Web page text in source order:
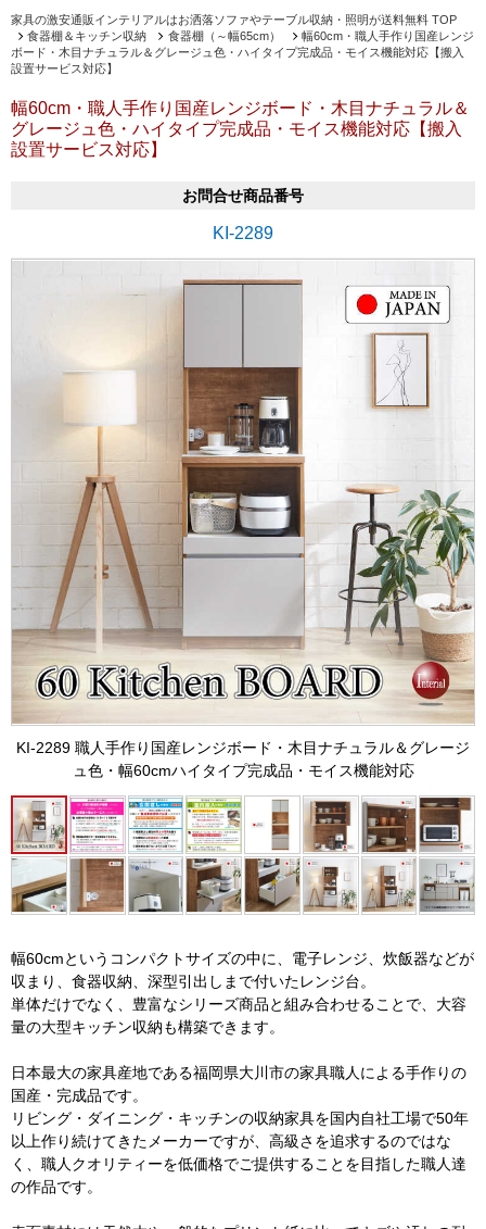
家具の激安通販インテリアルはお洒落ソファやテーブル収納・照明が送料無料 TOP
食器棚＆キッチン収納
食器棚（～幅65cm）
幅60cm・職人手作り国産レンジ
ボード・木目ナチュラル＆グレージュ色・ハイタイプ完成品・モイス機能対応【搬入
設置サービス対応】
幅60cm・職人手作り国産レンジボード・木目ナチュラル＆
グレージュ色・ハイタイプ完成品・モイス機能対応【搬入
設置サービス対応】
お問合せ商品番号
KI-2289
KI-2289 職人手作り国産レンジボード・木目ナチュラル＆グレージ
ュ色・幅60cmハイタイプ完成品・モイス機能対応
幅60cmというコンパクトサイズの中に、電子レンジ、炊飯器などが
収まり、食器収納、深型引出しまで付いたレンジ台。
単体だけでなく、豊富なシリーズ商品と組み合わせることで、大容
量の大型キッチン収納も構築できます。
日本最大の家具産地である福岡県大川市の家具職人による手作りの
国産・完成品です。
リビング・ダイニング・キッチンの収納家具を国内自社工場で50年
以上作り続けてきたメーカーですが、高級さを追求するのではな
く、職人クオリティーを低価格でご提供することを目指した職人達
の作品です。